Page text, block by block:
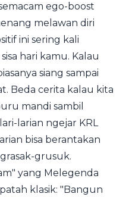
ego-boost
melawan diri
ini sering kali
hari kamu. Kalau
siang sampai
Beda cerita kalau kita
mandi sambil
larian ngejar KRL
bisa berantakan
grusuk.
yang Melegenda
klasik: "Bangun